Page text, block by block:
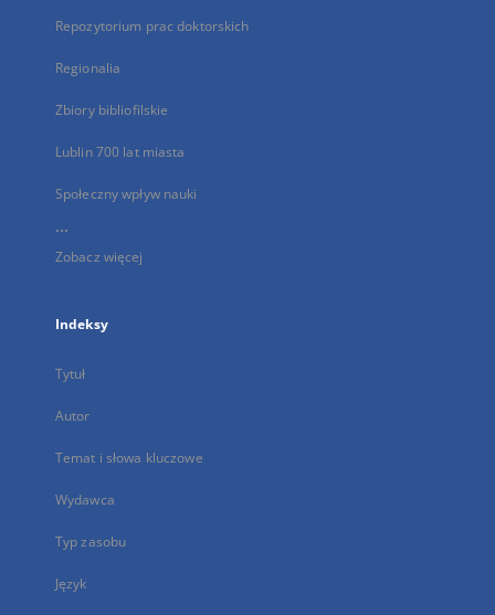
Repozytorium prac doktorskich
Regionalia
Zbiory bibliofilskie
Lublin 700 lat miasta
Społeczny wpływ nauki
...
Zobacz więcej
Indeksy
Tytuł
Autor
Temat i słowa kluczowe
Wydawca
Typ zasobu
Język